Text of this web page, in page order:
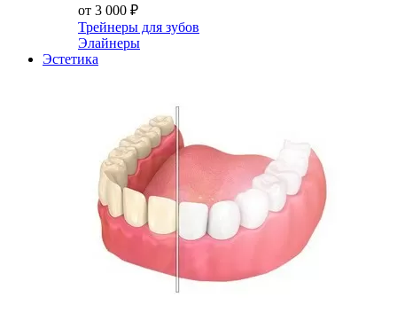
от 3 000 ₽
Трейнеры для зубов
Элайнеры
Эстетика